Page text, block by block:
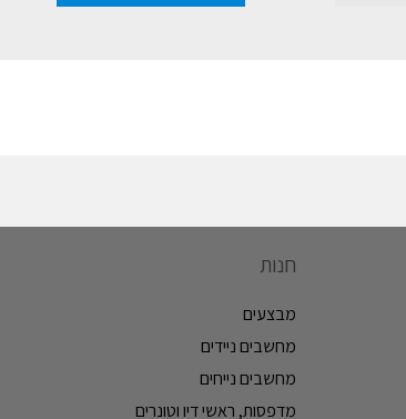
חנות
מבצעים
מחשבים ניידים
מחשבים נייחים
מדפסות, ראשי דיו וטונרים